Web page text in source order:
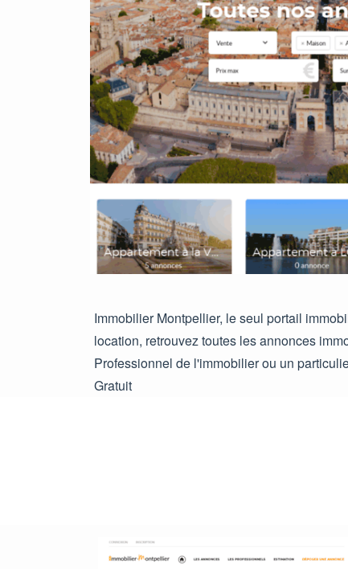
Immobilier Montpellier, le seul portail
location, retrouvez toutes les annonces
Professionnel de l'immobilier ou un
Gratuit